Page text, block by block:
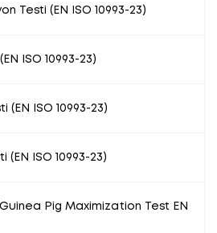
Testi (EN ISO 10993-23)
ISO 10993-23)
(EN ISO 10993-23)
ISO 10993-23)
Pig Maximization Test EN